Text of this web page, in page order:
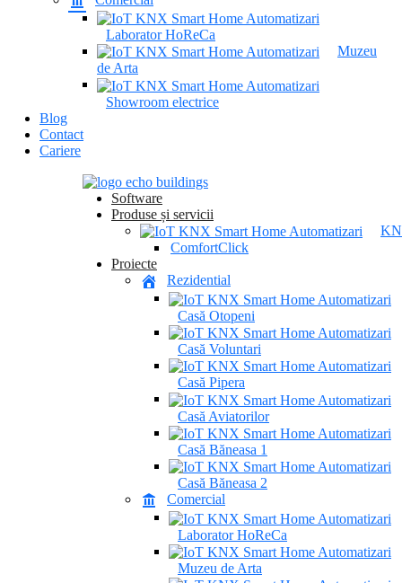
Laborator HoReCa
Muzeu
de Arta
Showroom electrice
Blog
Contact
Cariere
Software
Produse și servicii
ComfortClick
Proiecte
Rezidential
Casă Otopeni
Casă Voluntari
Casă Pipera
Casă Aviatorilor
Casă Băneasa 1
Casă Băneasa 2
Comercial
Laborator HoReCa
Muzeu de Arta